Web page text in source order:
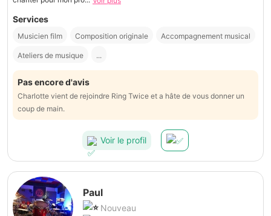
Services
Musicien film Composition originale Accompagnement musical
Ateliers de musique ...
Pas encore d'avis
Charlotte vient de rejoindre Ring Twice et a hâte de vous donner un
coup de main.
Voir le profil
Paul
Nouveau